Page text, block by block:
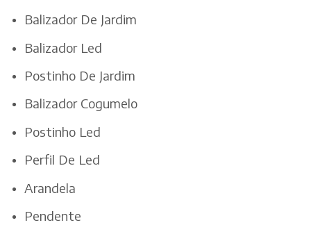
Balizador De Jardim
Balizador Led
Postinho De Jardim
Balizador Cogumelo
Postinho Led
Perfil De Led
Arandela
Pendente